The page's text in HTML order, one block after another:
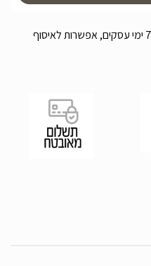
עלות משלוח 49 ש”ח, זמן אספקה עד 7 ימי עסקים, אפשרות לאיסוף